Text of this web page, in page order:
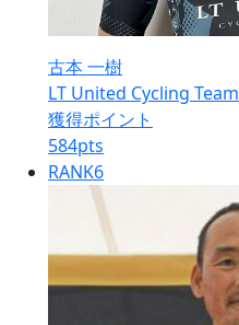
古本 一樹
LT United Cycling Team
獲得ポイント
584pts
RANK6